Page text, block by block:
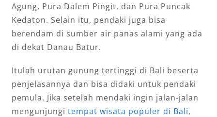
Agung, Pura Dalem Pingit, dan Pura Puncak
Kedaton. Selain itu, pendaki juga bisa
berendam di sumber air panas alami yang ada
di dekat Danau Batur.
Itulah urutan gunung tertinggi di Bali beserta
penjelasannya dan bisa didaki untuk pendaki
pemula. Jika setelah mendaki ingin jalan-jalan
mengunjungi tempat wisata populer di Bali,